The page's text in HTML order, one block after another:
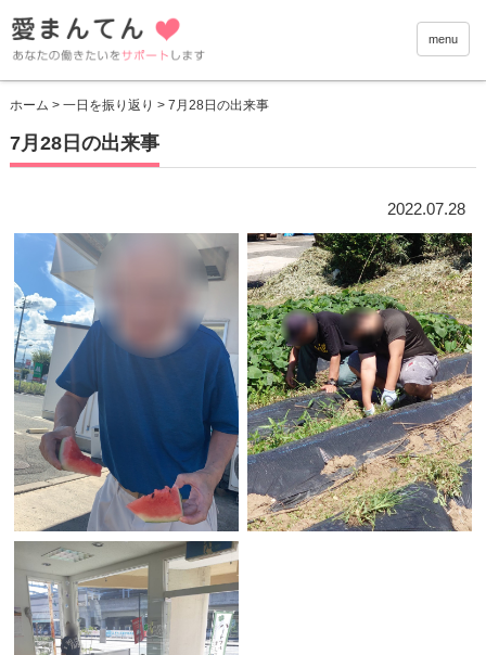
愛まん
menu
ホーム > 一日を振り返り > 7月28日の出来事
7月28日の出来事
2022.07.28